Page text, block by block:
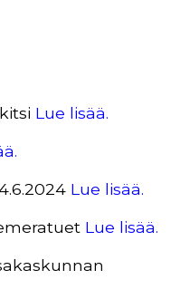
Lue lisää.
Lue lisää.
Lue lisää.